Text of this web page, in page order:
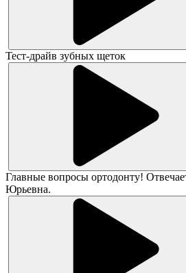
Тест-драйв зубных щеток
Главные вопросы ортодонту!
Юрьевна.